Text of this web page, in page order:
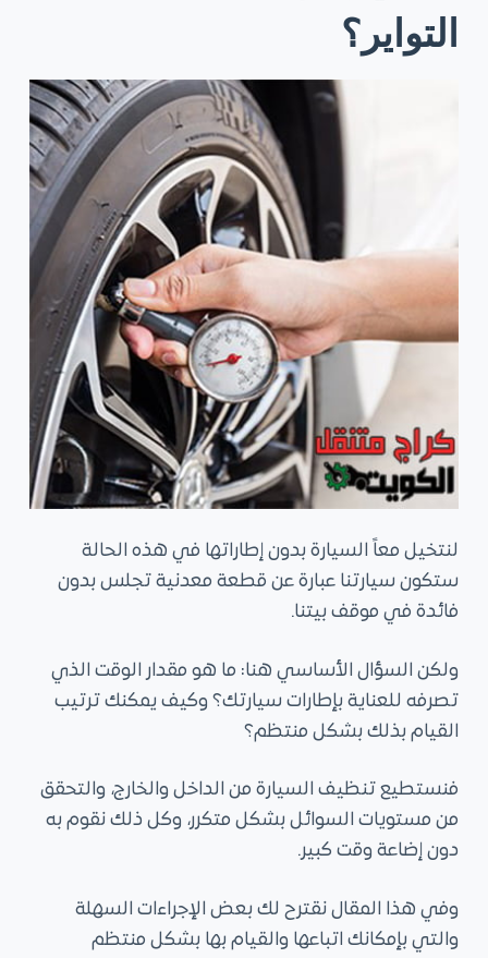
التواير؟
لنتخيل معاً السيارة بدون إطاراتها في هذه الحالة
ستكون سيارتنا عبارة عن قطعة معدنية تجلس بدون
فائدة في موقف بيتنا.
ولكن السؤال الأساسي هنا: ما هو مقدار الوقت الذي
تصرفه للعناية بإطارات سيارتك؟ وكيف يمكنك ترتيب
القيام بذلك بشكل منتظم؟
فنستطيع تنظيف السيارة من الداخل والخارج، والتحقق
من مستويات السوائل بشكل متكرر، وكل ذلك نقوم به
دون إضاعة وقت كبير.
وفي هذا المقال نقترح لك بعض الإجراءات السهلة
والتي بإمكانك اتباعها والقيام بها بشكل منتظم